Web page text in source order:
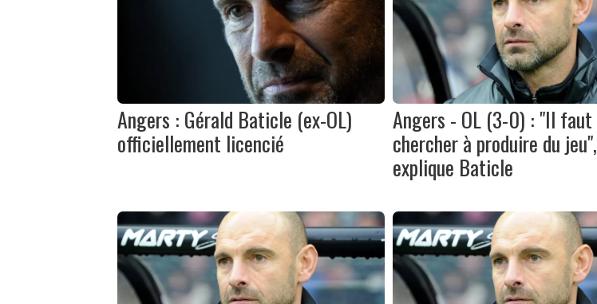
Angers : Gérald Baticle (ex-OL)
officiellement licencié
Angers - OL (3-0) : "Il faut
chercher à produire du jeu",
explique Baticle